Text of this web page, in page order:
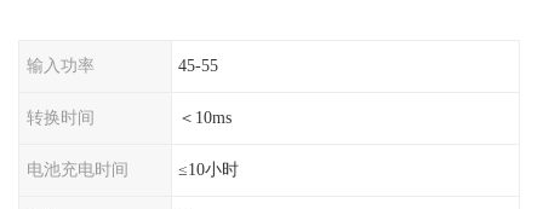
输入功率 45-55
转换时间 ＜10ms
电池充电时间 ≤10小时